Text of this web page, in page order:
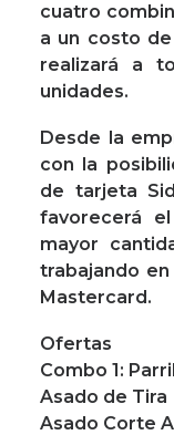
cuatro
a un costo
realizará a
unidades.
Desde la
con la
de tarjeta
favorecerá
mayor
trabajando
Mastercard.
Ofertas
Combo 1:
Asado de Tira
Asado Corte